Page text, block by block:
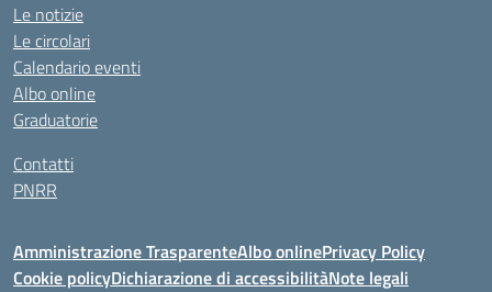
Le notizie
Le circolari
Calendario eventi
Albo online
Graduatorie
Contatti
PNRR
Amministrazione TrasparenteAlbo onlinePrivacy Policy
Cookie policyDichiarazione di accessibilitàNote legali